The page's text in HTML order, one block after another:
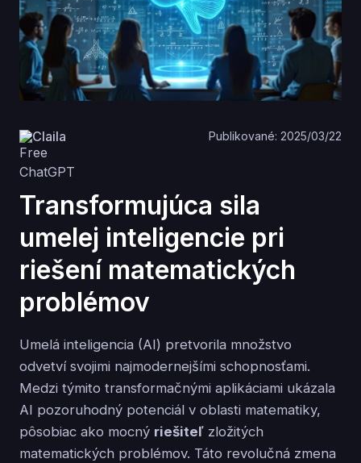
Claila Publikované: 2025/03/22
Transformujúca sila
umelej inteligencie pri
riešení matematických
problémov
Umelá inteligencia (AI) pretvorila množstvo
odvetví svojimi najmodernejšími schopnosťami.
Medzi týmito transformačnými aplikáciami ukázala
AI pozoruhodný potenciál v oblasti matematiky,
pôsobiac ako mocný riešiteľ zložitých
matematických problémov. Táto revolučná zmena